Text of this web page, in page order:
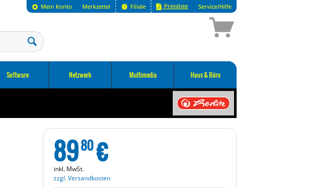
Mein Konto Merkzettel Filiale Preisliste Service/Hilfe
Software Netzwerk Multimedia Haus & Büro
8980€
inkl. MwSt.
zzgl. Versandkosten